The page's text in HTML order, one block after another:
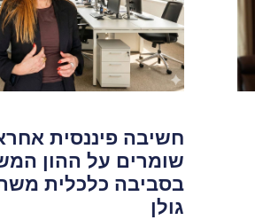
חשיבה פיננסית
שומרים על ההון
בסביבה כלכלית
גולן